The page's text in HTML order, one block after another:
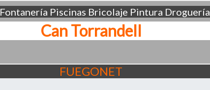
Fontanería Piscinas Bricolaje Pintura Droguería
Can Torrandell
FUEGONET